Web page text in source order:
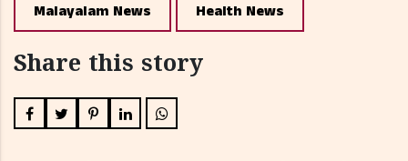
Malayalam News Health News
Share this story